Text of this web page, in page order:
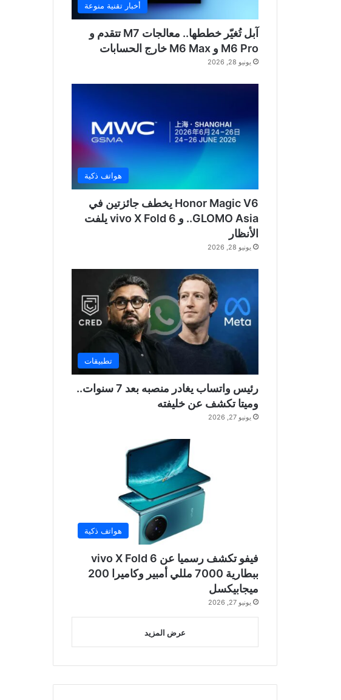
أخبار تقنية منوعة
آبل تُغيّر خططها.. معالجات M7 تتقدم و
M6 Pro و M6 Max خارج الحسابات
يونيو 28, 2026
هواتف ذكية
Honor Magic V6 يخطف جائزتين في
GLOMO Asia.. و vivo X Fold 6 يلفت
الأنظار
يونيو 28, 2026
تطبيقات
رئيس واتساب يغادر منصبه بعد 7 سنوات..
وميتا تكشف عن خليفته
يونيو 27, 2026
هواتف ذكية
فيفو تكشف رسميا عن vivo X Fold 6
ببطارية 7000 مللي أمبير وكاميرا 200
ميجابيكسل
يونيو 27, 2026
عرض المزيد